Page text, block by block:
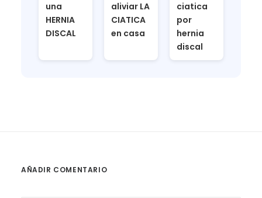
una
HERNIA
DISCAL
aliviar LA
CIATICA
en casa
ciatica
por
hernia
discal
AÑADIR COMENTARIO